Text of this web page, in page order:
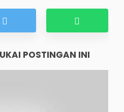
POSTINGAN INI